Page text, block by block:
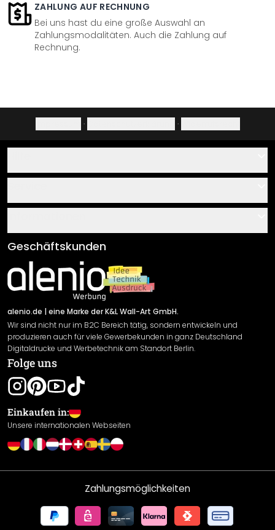
ZAHLUNG AUF RECHNUNG
Bei uns hast du eine große Auswahl an
Zahlungsmodalitäten. Auch die Zahlung auf
Rechnung.
· ·
Über uns
Klebe- und Montageanleitungen
Newsletter An-/Abmeldung
Sendungsverfolgung
AGB
Impressum
Versand & Zahlung
Rücksendung
Widerrufsrecht
Datenschutzerklärung
Gewährleistung
Leistungserklärung / CE-Zeichen
Cookie Einstellungen
Geschäftskunden
alenio.de | eine Marke der K&L Wall-Art GmbH.
Wir sind nicht nur im B2C Bereich tätig, sondern entwickeln und
produzieren auch für viele Gewerbekunden in ganz Deutschland
Digitaldrucke und Werbetechnik am Standort Berlin.
Folge uns
Einkaufen in:
Unsere internationalen Webseiten
Zahlungsmöglichkeiten